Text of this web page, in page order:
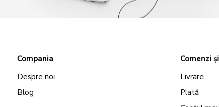
Compania
Despre noi
Blog
Comenzi
Livrare
Plată